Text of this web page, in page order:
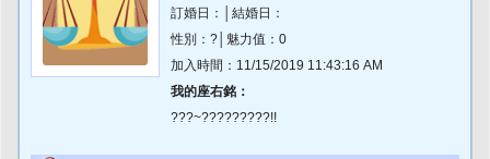
訂婚日：│結婚日：
性別：?│魅力值：0
加入時間：11/15/2019 11:43:16 AM
我的座右銘：
???~?????????!!